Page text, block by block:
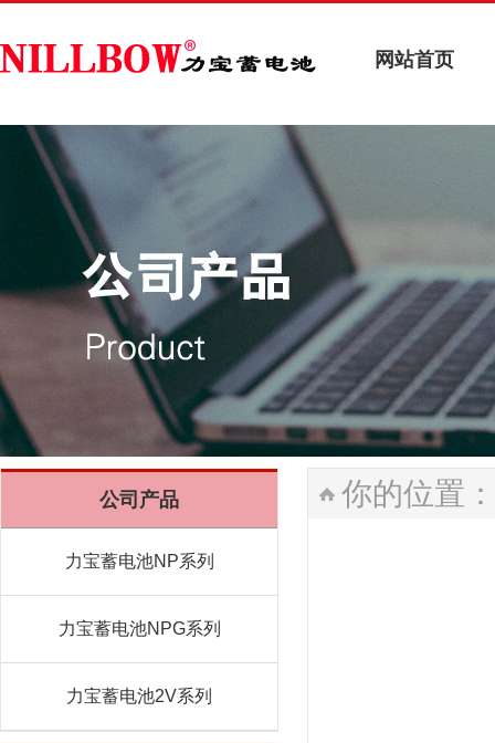
网站首页
公司产品
力宝蓄电池NP系列
力宝蓄电池NPG系列
力宝蓄电池2V系列
你的位置：